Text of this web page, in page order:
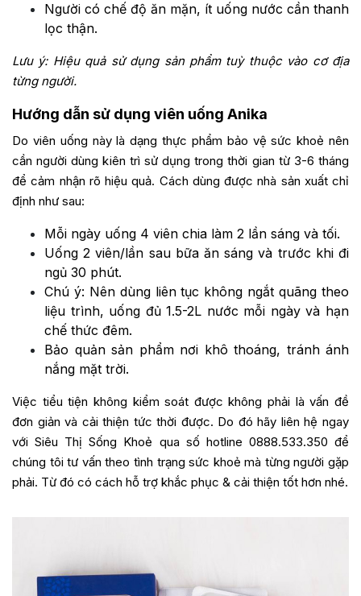
Người có chế độ ăn mặn, ít uống nước cần thanh
lọc thận.
Lưu ý: Hiệu quả sử dụng sản phẩm tuỳ thuộc vào cơ địa
từng người.
Hướng dẫn sử dụng viên uống Anika
Do viên uống này là dạng thực phẩm bảo vệ sức khoẻ nên
cần người dùng kiên trì sử dụng trong thời gian từ 3-6 tháng
để cảm nhận rõ hiệu quả. Cách dùng được nhà sản xuất chỉ
định như sau:
Mỗi ngày uống 4 viên chia làm 2 lần sáng và tối.
Uống 2 viên/lần sau bữa ăn sáng và trước khi đi
ngủ 30 phút.
Chú ý: Nên dùng liên tục không ngắt quãng theo
liệu trình, uống đủ 1.5-2L nước mỗi ngày và hạn
chế thức đêm.
Bảo quản sản phẩm nơi khô thoáng, tránh ánh
nắng mặt trời.
Việc tiểu tiện không kiểm soát được không phải là vấn đề
đơn giản và cải thiện tức thời được. Do đó hãy liên hệ ngay
với Siêu Thị Sống Khoẻ qua số hotline 0888.533.350 để
chúng tôi tư vấn theo tình trạng sức khoẻ mà từng người gặp
phải. Từ đó có cách hỗ trợ khắc phục & cải thiện tốt hơn nhé.